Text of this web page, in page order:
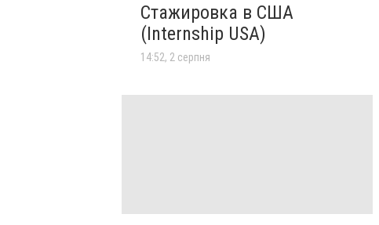
Стажировка в США
(Internship USA)
14:52, 2 серпня